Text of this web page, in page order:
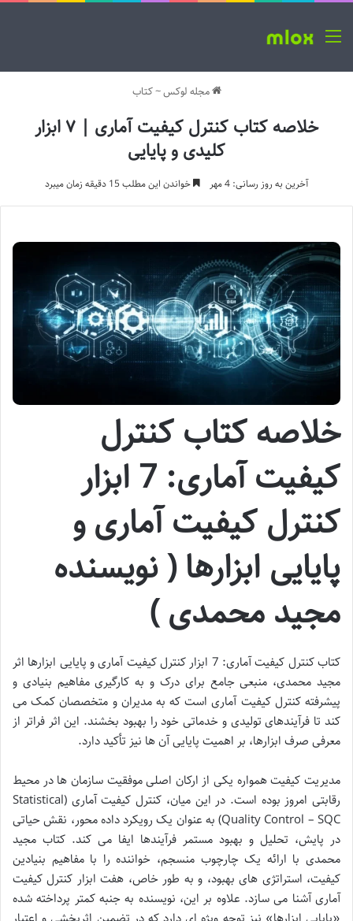
منو
مجله لوکس~کتاب
خلاصه کتاب کنترل کیفیت آماری | ۷ ابزار
کلیدی و پایایی
آخرین به روز رسانی: 4 مهر خواندن این مطلب 15 دقیقه زمان میبرد
خلاصه کتاب کنترل
کیفیت آماری: 7 ابزار
کنترل کیفیت آماری و
پایایی ابزارها ( نویسنده
مجید محمدی )
کتاب کنترل کیفیت آماری: 7 ابزار کنترل کیفیت آماری و پایایی ابزارها اثر
مجید محمدی، منبعی جامع برای درک و به کارگیری مفاهیم بنیادی و
پیشرفته کنترل کیفیت آماری است که به مدیران و متخصصان کمک می
کند تا فرآیندهای تولیدی و خدماتی خود را بهبود بخشند. این اثر فراتر از
معرفی صرف ابزارها، بر اهمیت پایایی آن ها نیز تأکید دارد.
مدیریت کیفیت همواره یکی از ارکان اصلی موفقیت سازمان ها در محیط
رقابتی امروز بوده است. در این میان، کنترل کیفیت آماری (Statistical
Quality Control – SQC) به عنوان یک رویکرد داده محور، نقش حیاتی
در پایش، تحلیل و بهبود مستمر فرآیندها ایفا می کند. کتاب مجید
محمدی با ارائه یک چارچوب منسجم، خواننده را با مفاهیم بنیادین
کیفیت، استراتژی های بهبود، و به طور خاص، هفت ابزار کنترل کیفیت
آماری آشنا می سازد. علاوه بر این، نویسنده به جنبه کمتر پرداخته شده